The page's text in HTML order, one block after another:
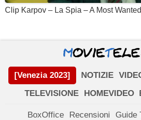
Clip Karpov – La Spia – A Most
[Venezia 2023] NOTIZIE
TELEVISIONE
HOMEVIDEO
BoxOffice Recensioni Guide